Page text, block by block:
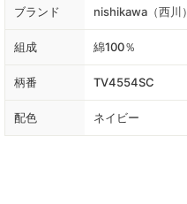
ブランド nishikawa（西川）
組成 綿100％
柄番 TV4554SC
配色 ネイビー